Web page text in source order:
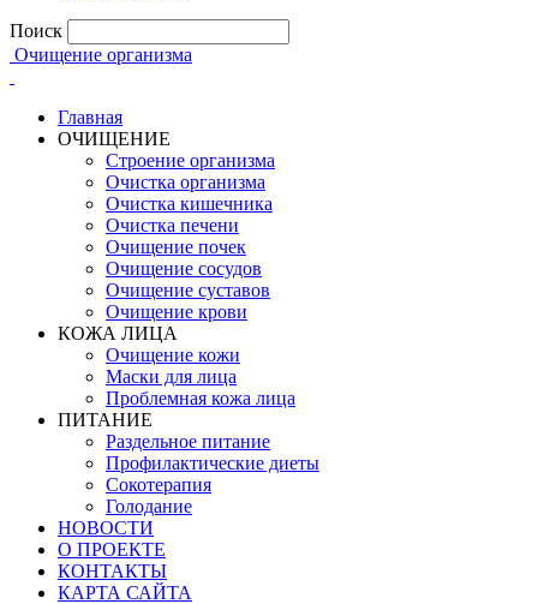
Поиск
Очищение организма
Главная
ОЧИЩЕНИЕ
Строение организма
Очистка организма
Очистка кишечника
Очистка печени
Очищение почек
Очищение сосудов
Очищение суставов
Очищение крови
КОЖА ЛИЦА
Очищение кожи
Маски для лица
Проблемная кожа лица
ПИТАНИЕ
Раздельное питание
Профилактические диеты
Сокотерапия
Голодание
НОВОСТИ
О ПРОЕКТЕ
КОНТАКТЫ
КАРТА САЙТА